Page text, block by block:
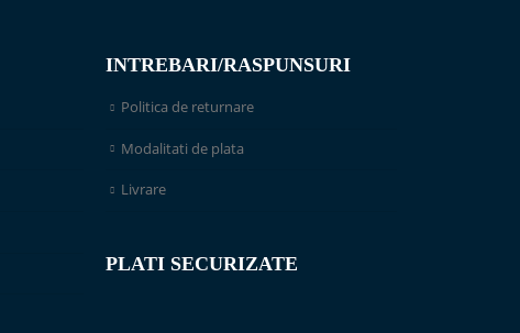
INTREBARI/RASPUNSURI
Politica de returnare
Modalitati de plata
Livrare
PLATI SECURIZATE